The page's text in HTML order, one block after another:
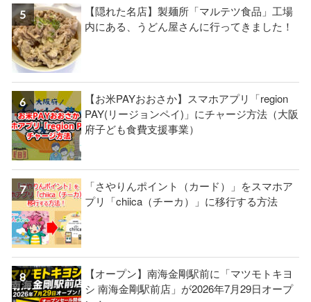
【隠れた名店】製麺所「マルテツ食品」工場
内にある、うどん屋さんに行ってきました！
【お米PAYおおさか】スマホアプリ「region
PAY(リージョンペイ)」にチャージ方法（大阪
府子ども食費支援事業）
「さやりんポイント（カード）」をスマホア
プリ「chiica（チーカ）」に移行する方法
【オープン】南海金剛駅前に「マツモトキヨ
シ 南海金剛駅前店」が2026年7月29日オープ